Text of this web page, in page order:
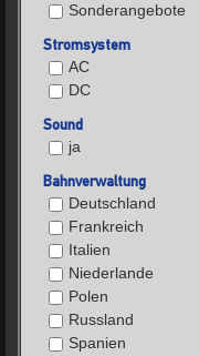
Sonderangebote
Stromsystem
AC
DC
Sound
ja
Bahnverwaltung
Deutschland
Frankreich
Italien
Niederlande
Polen
Russland
Spanien